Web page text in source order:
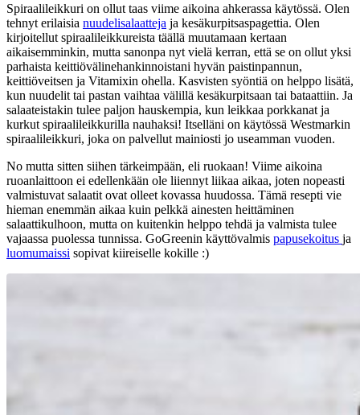
Spiraalileikkuri on ollut taas viime aikoina ahkerassa käytössä. Olen
tehnyt erilaisia nuudelisalaatteja ja kesäkurpitsaspagettia. Olen
kirjoitellut spiraalileikkureista täällä muutamaan kertaan
aikaisemminkin, mutta sanonpa nyt vielä kerran, että se on ollut yksi
parhaista keittiövälinehankinnoistani hyvän paistinpannun,
keittiöveitsen ja Vitamixin ohella. Kasvisten syöntiä on helppo lisätä,
kun nuudelit tai pastan vaihtaa välillä kesäkurpitsaan tai bataattiin. Ja
salaateistakin tulee paljon hauskempia, kun leikkaa porkkanat ja
kurkut spiraalileikkurilla nauhaksi! Itselläni on käytössä Westmarkin
spiraalileikkuri, joka on palvellut mainiosti jo useamman vuoden.
No mutta sitten siihen tärkeimpään, eli ruokaan! Viime aikoina
ruoanlaittoon ei edellenkään ole liiennyt liikaa aikaa, joten nopeasti
valmistuvat salaatit ovat olleet kovassa huudossa. Tämä resepti vie
hieman enemmän aikaa kuin pelkkä ainesten heittäminen
salaattikulhoon, mutta on kuitenkin helppo tehdä ja valmista tulee
vajaassa puolessa tunnissa. GoGreenin käyttövalmis papusekoitus ja
luomumaissi sopivat kiireiselle kokille :)